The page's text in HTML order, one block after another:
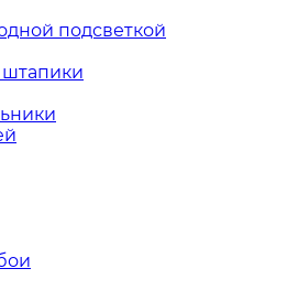
подсветкой
штапики